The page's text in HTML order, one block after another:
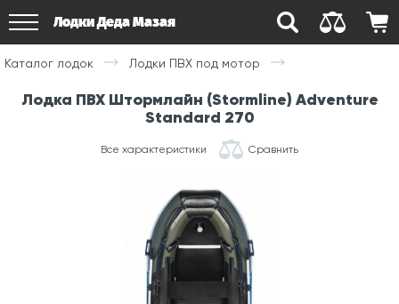
Лодки Деда Мазая
Каталог лодок Лодки ПВХ под мотор
Лодка ПВХ Штормлайн (Stormline) Adventure
Standard 270
Все характеристики Сравнить